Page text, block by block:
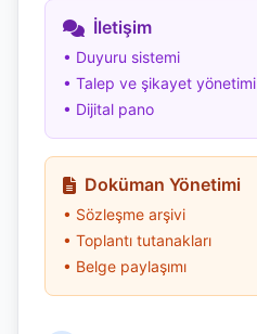
İletişim
• Duyuru sistemi
• Talep ve şikayet yönetimi
• Dijital pano
Doküman Yönetimi
• Sözleşme arşivi
• Toplantı tutanakları
• Belge paylaşımı